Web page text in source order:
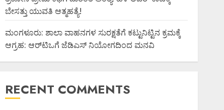
ಬೇಸತ್ತು ಯುವತಿ ಆತ್ಮಹತ್ಯೆ!
ಮಂಗಳೂರು: ಶಾಲಾ ವಾಹನಗಳ ಸುರಕ್ಷತೆಗೆ ಕಟ್ಟುನಿಟ್ಟಿನ ಕ್ರಮಕ್ಕೆ
ಆಗ್ರಹ: ಆರ್‌ಟಿಒಗೆ ಜೆಡಿಎಸ್ ನಿಯೋಗದಿಂದ ಮನವಿ
RECENT COMMENTS